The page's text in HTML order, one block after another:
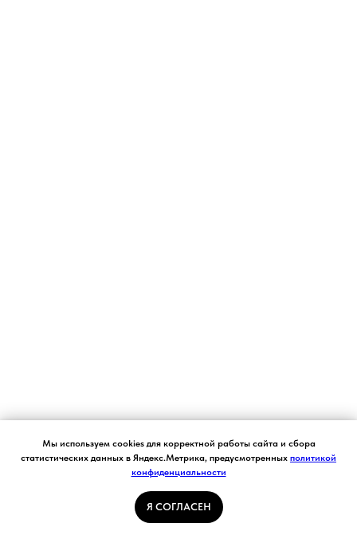
Согласие на обработку персональных данных.
Ставя отметку "я согласен", я даю свое
согласие на обработку моих персональных
данных в соответствии с законом №152-ФЗ
«О персональных данных» от 27.07.2006 и
принимаю условия Пользовательского
соглашения
Мы используем cookies для корректной работы сайта и сбора
статистических данных в Яндекс.Метрика, предусмотренных политикой
конфиденциальности
Я СОГЛАСЕН